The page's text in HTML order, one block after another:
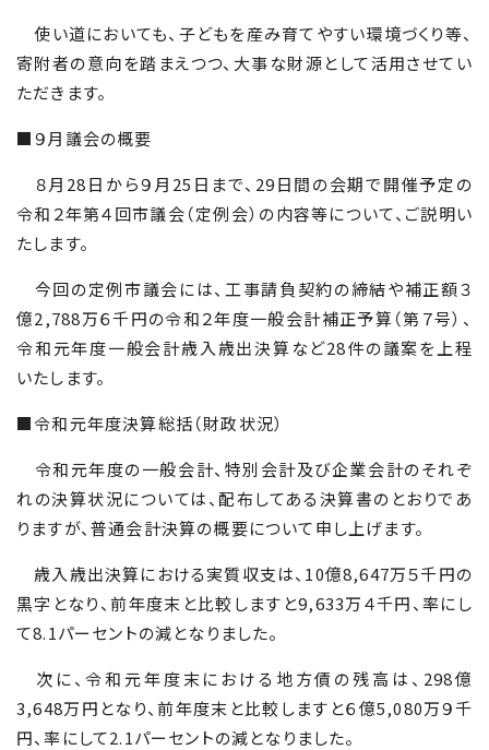
使い道においても、子どもを産み育てやすい環境づくり等、
寄附者の意向を踏まえつつ、大事な財源として活用させてい
ただきます。
■９月議会の概要
８月 28日から９月 25 日まで、 29日間の会期で開催予定の
令和２年第４回市議会（定例会）の内容等について、ご説明い
たします。
今回の定例市議会には、工事請負契約の締結や補正額３
億2,788万６千円の令和２年度一般会計補正予算（第７号）、
令和元年度一般会計歳入歳出決算など28件の議案を上程
いたします。
■令和元年度決算総括（財政状況）
令和元年度の一般会計、特別会計及び企業会計のそれぞ
れの決算状況については、配布してある決算書のとおりであ
りますが、普通会計決算の概要について申し上げます。
歳入歳出決算における実質収支は、 10億8,647万５千円の
黒字となり、前年度末と比較しますと9,633万４千円、率にし
て8.1パーセントの減となりました。
次に、令和元年度末における地方債の残高は、 298億
3,648万円となり、前年度末と比較しますと６億5,080万９千
円、率にして2.1パーセントの減となりました。